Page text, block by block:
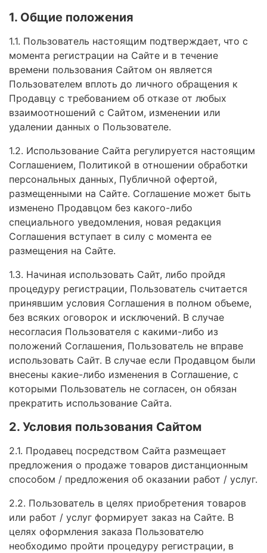
1. Общие положения
1.1. Пользователь настоящим подтверждает, что с
момента регистрации на Сайте и в течение
времени пользования Сайтом он является
Пользователем вплоть до личного обращения к
Продавцу с требованием об отказе от любых
взаимоотношений с Сайтом, изменении или
удалении данных о Пользователе.
1.2. Использование Сайта регулируется настоящим
Соглашением, Политикой в отношении обработки
персональных данных, Публичной офертой,
размещенными на Сайте. Соглашение может быть
изменено Продавцом без какого-либо
специального уведомления, новая редакция
Соглашения вступает в силу с момента ее
размещения на Сайте.
1.3. Начиная использовать Сайт, либо пройдя
процедуру регистрации, Пользователь считается
принявшим условия Соглашения в полном объеме,
без всяких оговорок и исключений. В случае
несогласия Пользователя с какими-либо из
положений Соглашения, Пользователь не вправе
использовать Сайт. В случае если Продавцом были
внесены какие-либо изменения в Соглашение, с
которыми Пользователь не согласен, он обязан
прекратить использование Сайта.
2. Условия пользования Сайтом
2.1. Продавец посредством Сайта размещает
предложения о продаже товаров дистанционным
способом / предложения об оказании работ / услуг.
2.2. Пользователь в целях приобретения товаров
или работ / услуг формирует заказ на Сайте. В
целях оформления заказа Пользователю
необходимо пройти процедуру регистрации, в